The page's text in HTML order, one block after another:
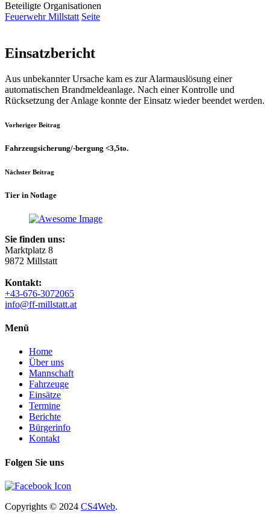
Beteiligte Organisationen
Feuerwehr Millstatt Seite
Einsatzbericht
Aus unbekannter Ursache kam es zur Alarmauslösung einer
automatischen Brandmeldeanlage. Nach einer Kontrolle und
Rücksetzung der Anlage konnte der Einsatz wieder beendet werden.
Vorheriger Beitrag
Fahrzeugsicherung/-bergung <3,5to.
Nächster Beitrag
Tier in Notlage
Sie finden uns:
Marktplatz 8
9872 Millstatt
Kontakt:
+43-676-3072065
info@ff-millstatt.at
Menü
Home
Über uns
Mannschaft
Fahrzeuge
Einsätze
Termine
Berichte
Bürgerinfo
Kontakt
Folgen Sie uns
Copyrights © 2024 CS4Web.